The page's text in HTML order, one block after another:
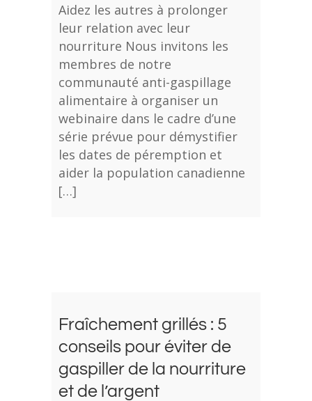
Aidez les autres à prolonger
leur relation avec leur
nourriture Nous invitons les
membres de notre
communauté anti-gaspillage
alimentaire à organiser un
webinaire dans le cadre d’une
série prévue pour démystifier
les dates de péremption et
aider la population canadienne
[…]
Fraîchement grillés : 5
conseils pour éviter de
gaspiller de la nourriture
et de l’argent